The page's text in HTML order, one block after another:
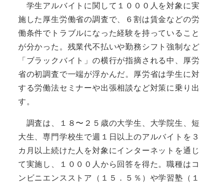
学生アルバイトに関して１０００人を対象に実
施した厚生労働省の調査で、６割は賃金などの労
働条件でトラブルになった経験を持っていること
が分かった。残業代不払いや勤務シフト強制など
「ブラックバイト」の横行が指摘される中、厚労
省の初調査で一端が浮かんだ。厚労省は学生に対
する労働法セミナーや出張相談など対策に乗り出
す。
調査は、１８〜２５歳の大学生、大学院生、短
大生、専門学校生で週１日以上のアルバイトを３
カ月以上続けた人を対象にインターネットを通じ
て実施し、１０００人から回答を得た。職種はコ
ンビニエンスストア（１５．５％）や学習塾（１